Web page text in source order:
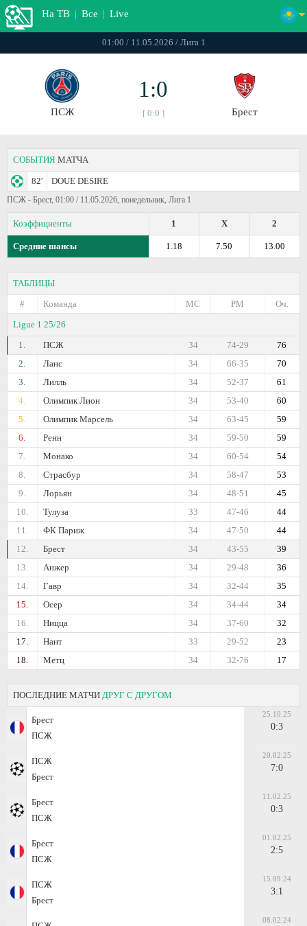
На ТВ | Все | Live
01:00 / 11.05.2026 / Лига 1
ПСЖ
1:0
[ 0:0 ] Брест
СОБЫТИЯ МАТЧА
82' DOUE DESIRE
ПСЖ - Брест, 01:00 / 11.05.2026, понедельник, Лига 1
Коэффициенты 2
X
1
Средние шансы 13.00
7.50
1.18
ТАБЛИЦЫ
#
Команда Оч.
РМ
МС
Ligue 1 25/26
1.
ПСЖ 76
74-29
34
2.
Ланс 70
66-35
34
3.
Лилль 61
52-37
34
4.
Олимпик Лион 60
53-40
34
5.
Олимпик Марсель 59
63-45
34
6.
Ренн 59
59-50
34
7.
Монако 54
60-54
34
8.
Страсбур 53
58-47
34
9.
Лорьян 45
48-51
34
10.
Тулуза 44
47-46
33
11.
ФК Париж 44
47-50
34
12.
Брест 39
43-55
34
13.
Анжер 36
29-48
34
14.
Гавр 35
32-44
34
15.
Осер 34
34-44
34
16.
Ницца 32
37-60
34
17.
Нант 23
29-52
33
18.
Метц 17
32-76
34
ПОСЛЕДНИЕ МАТЧИ ДРУГ С ДРУГОМ
Брест
ПСЖ
25.10.25
0:3
ПСЖ
Брест
20.02.25
7:0
Брест
ПСЖ
11.02.25
0:3
Брест
ПСЖ
01.02.25
2:5
ПСЖ
Брест
15.09.24
3:1
08.02.24